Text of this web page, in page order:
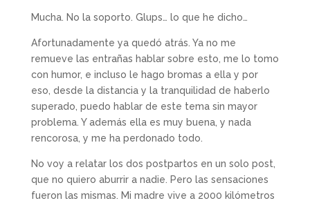
Mucha. No la soporto. Glups… lo que he dicho…
Afortunadamente ya quedó atrás. Ya no me
remueve las entrañas hablar sobre esto, me lo tomo
con humor, e incluso le hago bromas a ella y por
eso, desde la distancia y la tranquilidad de haberlo
superado, puedo hablar de este tema sin mayor
problema. Y además ella es muy buena, y nada
rencorosa, y me ha perdonado todo.
No voy a relatar los dos postpartos en un solo post,
que no quiero aburrir a nadie. Pero las sensaciones
fueron las mismas. Mi madre vive a 2000 kilómetros